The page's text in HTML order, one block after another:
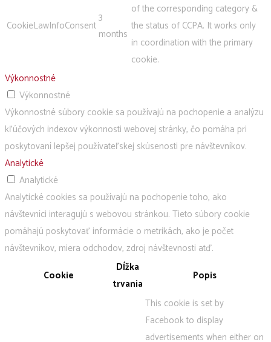
CookieLawInfoConsent
3
months
of the corresponding category &
the status of CCPA. It works only
in coordination with the primary
cookie.
Výkonnostné
Výkonnostné
Výkonnostné súbory cookie sa používajú na pochopenie a analýzu
kľúčových indexov výkonnosti webovej stránky, čo pomáha pri
poskytovaní lepšej používateľskej skúsenosti pre návštevníkov.
Analytické
Analytické
Analytické cookies sa používajú na pochopenie toho, ako
návštevníci interagujú s webovou stránkou. Tieto súbory cookie
pomáhajú poskytovať informácie o metrikách, ako je počet
návštevníkov, miera odchodov, zdroj návštevnosti atď.
Cookie
Dĺžka
trvania
Popis
This cookie is set by
Facebook to display
advertisements when either on